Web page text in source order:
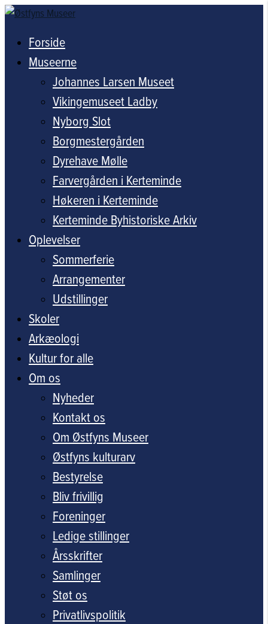
Forside
Museerne
Johannes Larsen Museet
Vikingemuseet Ladby
Nyborg Slot
Borgmestergården
Dyrehave Mølle
Farvergården i Kerteminde
Høkeren i Kerteminde
Kerteminde Byhistoriske Arkiv
Oplevelser
Sommerferie
Arrangementer
Udstillinger
Skoler
Arkæologi
Kultur for alle
Om os
Nyheder
Kontakt os
Om Østfyns Museer
Østfyns kulturarv
Bestyrelse
Bliv frivillig
Foreninger
Ledige stillinger
Årsskrifter
Samlinger
Støt os
Privatlivspolitik